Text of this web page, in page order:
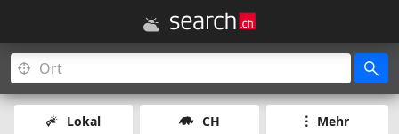
Lokal CH Mehr